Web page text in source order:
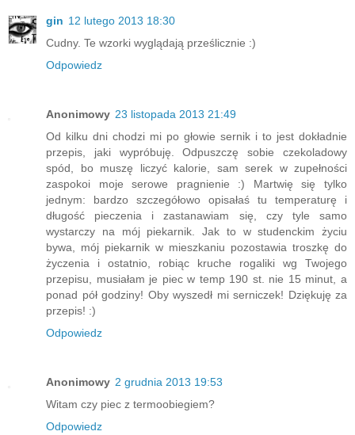
gin 12 lutego 2013 18:30
Cudny. Te wzorki wyglądają prześlicznie :)
Odpowiedz
Anonimowy 23 listopada 2013 21:49
Od kilku dni chodzi mi po głowie sernik i to jest dokładnie
przepis, jaki wypróbuję. Odpuszczę sobie czekoladowy
spód, bo muszę liczyć kalorie, sam serek w zupełności
zaspokoi moje serowe pragnienie :) Martwię się tylko
jednym: bardzo szczegółowo opisałaś tu temperaturę i
długość pieczenia i zastanawiam się, czy tyle samo
wystarczy na mój piekarnik. Jak to w studenckim życiu
bywa, mój piekarnik w mieszkaniu pozostawia troszkę do
życzenia i ostatnio, robiąc kruche rogaliki wg Twojego
przepisu, musiałam je piec w temp 190 st. nie 15 minut, a
ponad pół godziny! Oby wyszedł mi serniczek! Dziękuję za
przepis! :)
Odpowiedz
Anonimowy 2 grudnia 2013 19:53
Witam czy piec z termoobiegiem?
Odpowiedz